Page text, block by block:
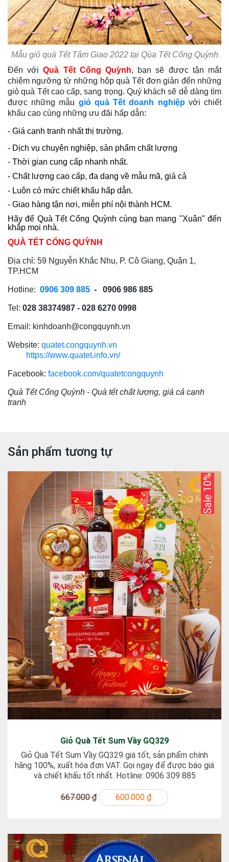
Mẫu giỏ quà Tết Tâm Giao 2022 tại Qùa Tết Cống Quỳnh
Đến vớiQuà Tết Cống Quỳnh, bạn sẽ được tận mắt
chiêm ngưỡng từ những hộp quà Tết đơn giản đến những
giỏ quà Tết cao cấp, sang trọng. Quý khách sẽ dễ dàng tìm
được những mẫu giỏ quà Tết doanh nghiệpvới chiết
khấu cao cùng những ưu đãi hấp dẫn:
- Giá cạnh tranh nhất thị trường.
- Dịch vụ chuyên nghiệp, sản phẩm chất lượng
- Thời gian cung cấp nhanh nhất.
- Chất lượng cao cấp, đa dạng về mẫu mã, giá cả
- Luôn có mức chiết khấu hấp dẫn.
- Giao hàng tận nơi, miễn phí nội thành HCM.
Hãy để Quà Tết Cống Quỳnh cùng bạn mang "Xuân" đến
khắp mọi nhà.
QUÀ TẾT CỐNG QUỲNH
Địa chỉ: 59 Nguyễn Khắc Nhu, P. Cô Giang, Quận 1,
TP.HCM
Hotline: 0906 309 885 - 0906 986 885
Tel: 028 38374987 - 028 6270 0998
Email: kinhdoanh@congquynh.vn
Website: quatet.congquynh.vn
https://www.quatet.info.vn/
Facebook: facebook.com/quatetcongquynh
Quà Tết Cống Quỳnh - Quà tết chất lượng, giá cả cạnh
tranh
Sản phẩm tương tự
Sale 10%
Giỏ Quà Tết Sum Vầy GQ329
Giỏ Quà Tết Sum Vầy GQ329 giá tốt, sản phẩm chính
hãng 100%, xuất hóa đơn VAT. Gọi ngay để được báo giá
và chiết khấu tốt nhất. Hotline: 0906 309 885
667.000 ₫ 600.000 ₫